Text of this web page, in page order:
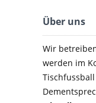
Über uns
Wir
werden im